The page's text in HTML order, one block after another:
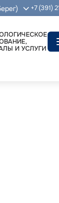
+7 (391)
И УСЛУГИ